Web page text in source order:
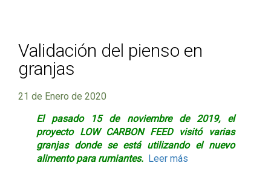
Validación del pienso en
granjas
21 de Enero de 2020
El pasado 15 de noviembre de 2019, el
proyecto LOW CARBON FEED visitó varias
granjas donde se está utilizando el nuevo
alimento para rumiantes. Leer más